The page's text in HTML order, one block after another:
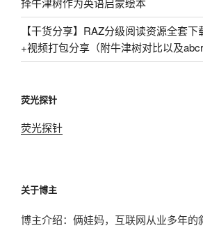
【干货分享】RAZ分级阅读资源全套
+视频打包分享（附牛津树对比以及
荧光探针
荧光探针
关于博主
博主介绍：俩娃妈，互联网从业多年的